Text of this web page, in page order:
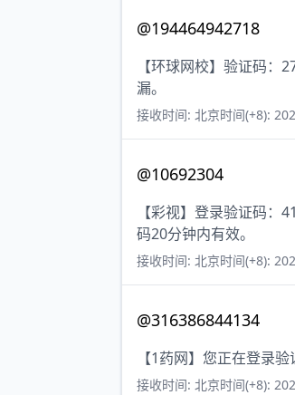
@194464942718
【环球网校】验证码
漏。
接收时间: 北京时间(+8):
@10692304
【彩视】登录验证码
码20分钟内有效。
接收时间: 北京时间(+8):
@316386844134
【1药网】您正在登录
接收时间: 北京时间(+8):